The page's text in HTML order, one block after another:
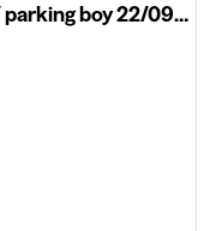
parking boy 22/09
F/X)